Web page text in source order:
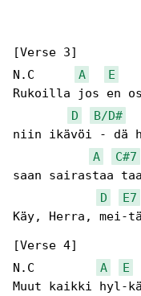
[Verse 3]
N.C A E
Rukoilla jos en
D
B/D#
niin ikävöi - dä
A
C#7
saan sairastaa
D
E7
Käy, Herra, mei-tä
[Verse 4]
N.C A E
Muut kaikki hyl-